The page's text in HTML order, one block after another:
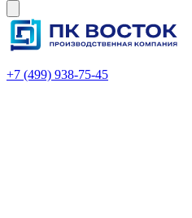
+7 (499) 938-75-45